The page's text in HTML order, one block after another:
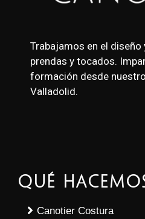
Trabajamos en el
prendas y tocados.
formación desde
Valladolid.
Qué
Canotier Costura